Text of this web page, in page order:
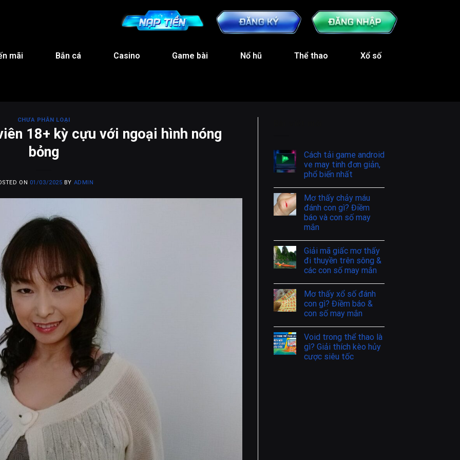
mãi Bắn cá Casino Game bài Nổ hũ Thể thao Xổ số
CHƯA PHÂN LOẠI
18+ kỳ cựu với ngoại hình nóng
bỏng
ON 01/03/2025 BY ADMIN
Cách tải game android
ve may tinh đơn giản,
phổ biến nhất
Mơ thấy chảy máu
đánh con gì? Điềm
báo và con số may
mắn
Giải mã giấc mơ thấy
đi thuyền trên sông &
các con số may mắn
Mơ thấy xổ số đánh
con gì? Điềm báo &
con số may mắn
Void trong thể thao là
gì? Giải thích kèo hủy
cược siêu tốc